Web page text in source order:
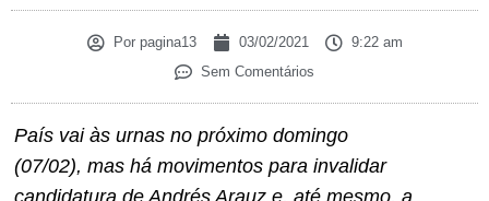
Porpagina13 03/02/2021
9:22 am
Sem Comentários
País vai às urnas no próximo domingo
(07/02), mas há movimentos para invalidar